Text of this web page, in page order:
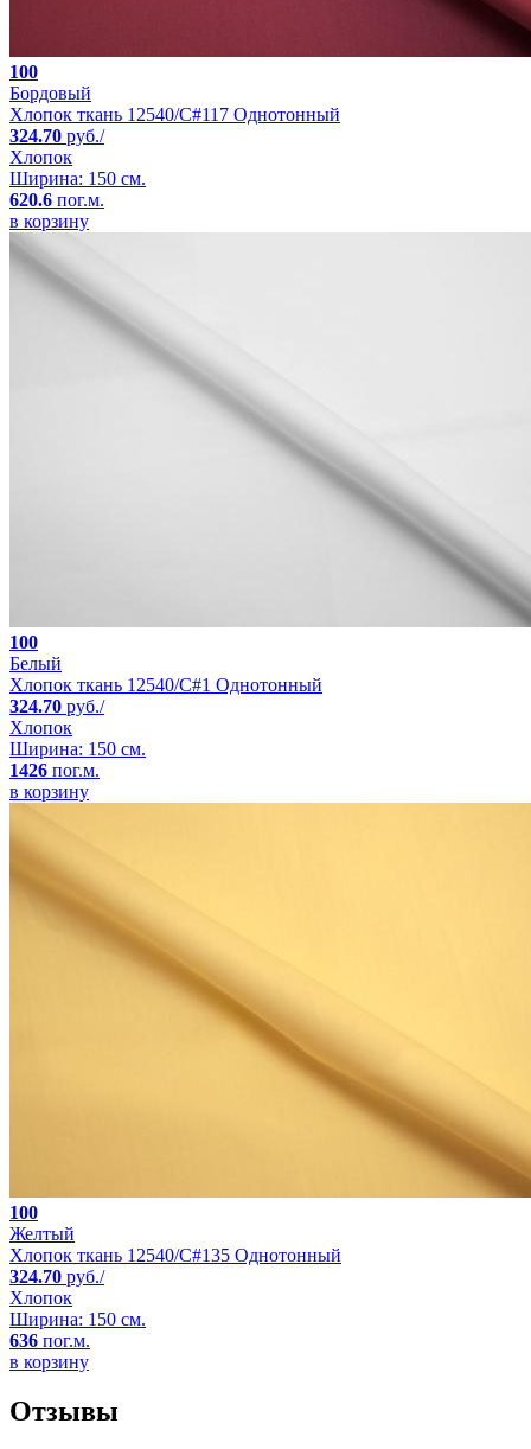
100
Бордовый
Хлопок ткань 12540/C#117 Однотонный
324.70 руб./
Хлопок
Ширина: 150 см.
620.6 пог.м.
в корзину
100
Белый
Хлопок ткань 12540/C#1 Однотонный
324.70 руб./
Хлопок
Ширина: 150 см.
1426 пог.м.
в корзину
100
Желтый
Хлопок ткань 12540/C#135 Однотонный
324.70 руб./
Хлопок
Ширина: 150 см.
636 пог.м.
в корзину
Отзывы